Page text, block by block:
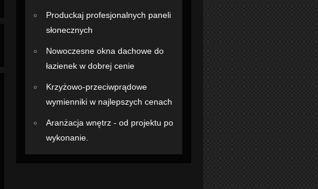
Produckaj profesjonalnych paneli
słonecznych
Nowoczesne okna dachowe do
łazienek w dobrej cenie
Krzyżowo-przeciwprądowe
wymienniki w najlepszych cenach
Aranżacja wnętrz - od projektu po
wykonanie.